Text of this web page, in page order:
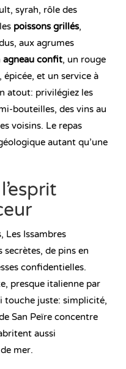
syrah, rôle des
poissons grillés,
aux agrumes
agneau confit, un rouge
et un service à
atout: privilégiez les
bouteilles, des vins au
voisins. Le repas
autant qu’une
Les Issambres
de pins en
confidentielles.
presque italienne par
touche juste: simplicité,
San Peïre concentre
aussi
mer.